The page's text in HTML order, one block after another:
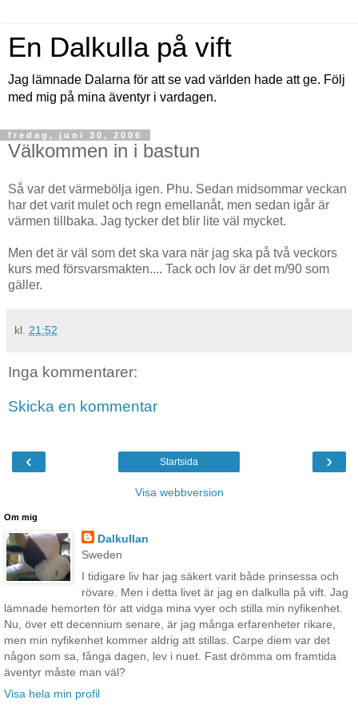
En Dalkulla på vift
Jag lämnade Dalarna för att se vad världen hade att ge. Följ
med mig på mina äventyr i vardagen.
fredag, juni 30, 2006
Välkommen in i bastun
Så var det värmebölja igen. Phu. Sedan midsommar veckan
har det varit mulet och regn emellanåt, men sedan igår är
värmen tillbaka. Jag tycker det blir lite väl mycket.
Men det är väl som det ska vara när jag ska på två veckors
kurs med försvarsmakten.... Tack och lov är det m/90 som
gäller.
kl. 21:52
Inga kommentarer:
Skicka en kommentar
‹ ›
Startsida
Visa webbversion
Om mig
Dalkullan
Sweden
I tidigare liv har jag säkert varit både prinsessa och
rövare. Men i detta livet är jag en dalkulla på vift. Jag
lämnade hemorten för att vidga mina vyer och stilla min nyfikenhet.
Nu, över ett decennium senare, är jag många erfarenheter rikare,
men min nyfikenhet kommer aldrig att stillas. Carpe diem var det
någon som sa, fånga dagen, lev i nuet. Fast drömma om framtida
äventyr måste man väl?
Visa hela min profil